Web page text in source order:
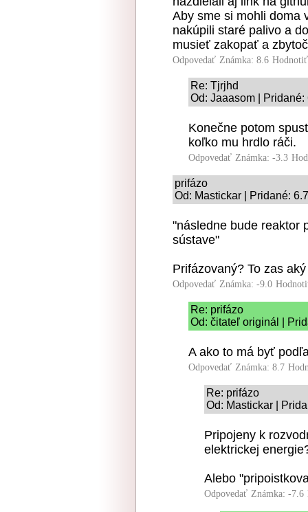
Aby sme si mohli doma
nakúpili staré palivo a
musieť zakopať a
Odpovedať Známka: 8.6
Re: Tjrjhd
Od: Jaaasom | Pridané:
Konečne potom
koľko mu hrdlo ráči.
Odpovedať Známka: -3.3
prifázo
Od: Mastickar | Pridané:
"následne bude reaktor
sústave"
Prifázovaný? To zas
Odpovedať Známka: -9.0
Re: prifázo
Od: čitateľ originál |
A ako to má byť
Odpovedať Známka: 8.7
Re: prifázo
Od: Mastickar |
Pripojeny k
elektrickej
Alebo
Odpovedať Známka: -7.6